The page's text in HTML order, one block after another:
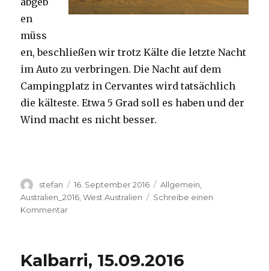
en
müss
en, beschließen wir trotz Kälte die letzte Nacht
im Auto zu verbringen. Die Nacht auf dem
Campingplatz in Cervantes wird tatsächlich
die kälteste. Etwa 5 Grad soll es haben und der
Wind macht es nicht besser.
Autor
stefan
Veröffentlicht
am
16. September 2016 Kategorien
Allgemein
Australien_2016 ,West Australien
Schreibe einen
Kommentarzu
Kalbarri, 15.09.2016